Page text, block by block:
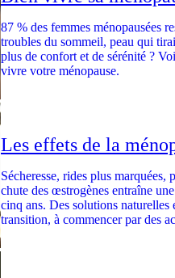
87 % des femmes ménopausées
troubles du sommeil, peau qui
plus de confort et de sérénité ?
vivre votre ménopause.
Les effets de la
Sécheresse, rides plus marquées,
chute des œstrogènes entraîne
cinq ans. Des solutions naturelles
transition, à commencer par des